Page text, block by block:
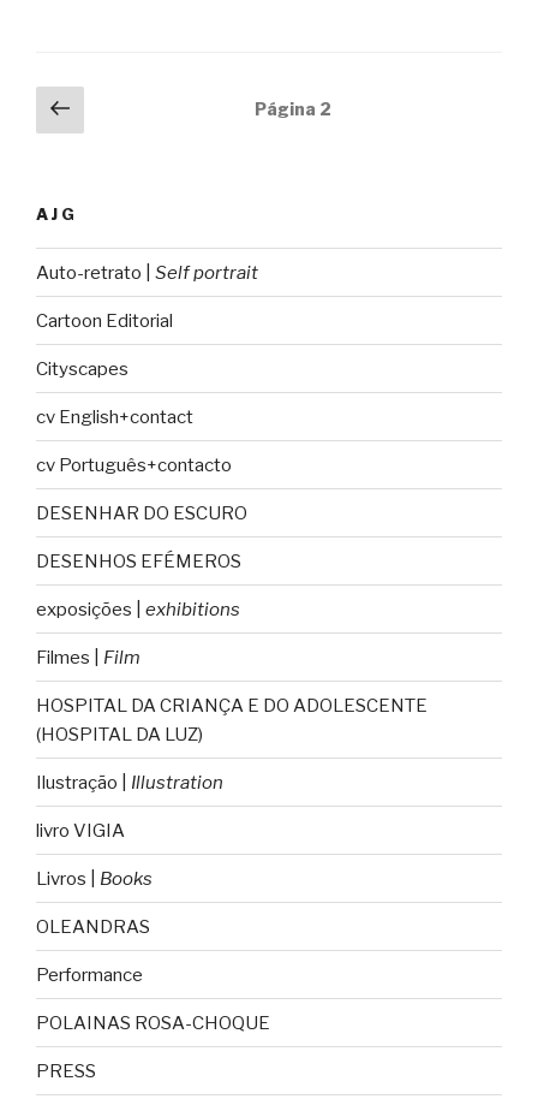
Navegação
de anterior
Página 2
AJG
Auto-retrato | Self portrait
Cartoon Editorial
Cityscapes
cv English+contact
cv Português+contacto
DESENHAR DO ESCURO
DESENHOS EFÉMEROS
exposições | exhibitions
Filmes | Film
HOSPITAL DA CRIANÇA E DO ADOLESCENTE
(HOSPITAL DA LUZ)
Ilustração | Illustration
livro VIGIA
Livros | Books
OLEANDRAS
Performance
POLAINAS ROSA-CHOQUE
PRESS